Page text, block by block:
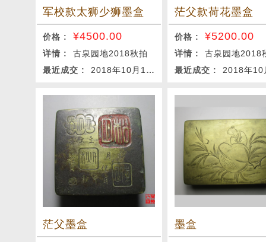
军校款太狮少狮墨盒
价格 : ¥4500.00
详情 : 古泉园地2018秋拍
最近成交 : 2018年10月12日
茫父款荷花墨盒
价格 :¥5200.00
详情 :古泉园地2018
最近成交 : 2018年10月
茫父墨盒 墨盒